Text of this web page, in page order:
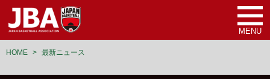
MENU
HOME > 最新ニュース